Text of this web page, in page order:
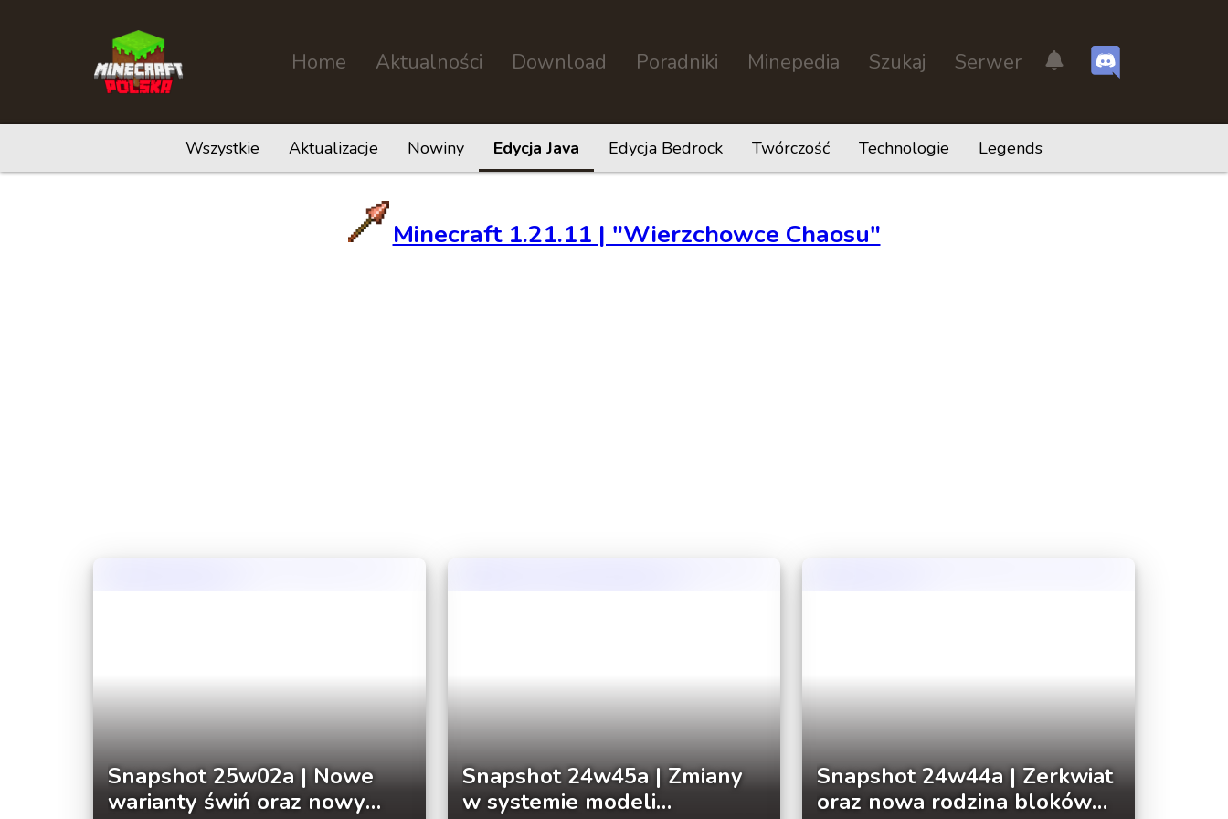
Home Aktualności Download Poradniki Minepedia Szukaj Serwer
Wszystkie Aktualizacje Nowiny Edycja Java Edycja Bedrock Twórczość Technologie Legends
Minecraft 1.21.11 | "Wierzchowce Chaosu"
Snapshot 25w02a | Nowe
warianty świń oraz nowy
Snapshot 24w45a | Zmiany
w systemie modeli
Snapshot 24w44a | Zerkwiat
oraz nowa rodzina bloków